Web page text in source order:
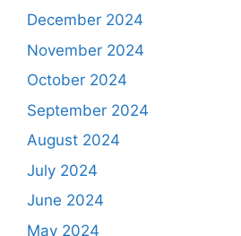
December 2024
November 2024
October 2024
September 2024
August 2024
July 2024
June 2024
May 2024